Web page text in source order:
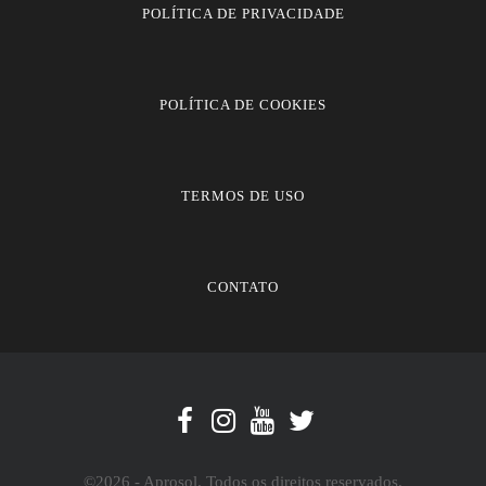
POLÍTICA DE PRIVACIDADE
POLÍTICA DE COOKIES
TERMOS DE USO
CONTATO
©2026 - Aprosol. Todos os direitos reservados.